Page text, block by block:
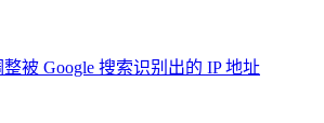
被 Google 搜索识别出的 IP 地址